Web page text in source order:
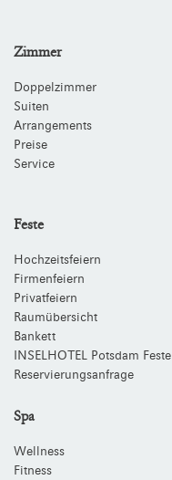
Zimmer
Doppelzimmer
Suiten
Arrangements
Preise
Service
Feste
Hochzeitsfeiern
Firmenfeiern
Privatfeiern
Raumübersicht
Bankett
INSELHOTEL Potsdam Feste
Reservierungsanfrage
Spa
Wellness
Fitness